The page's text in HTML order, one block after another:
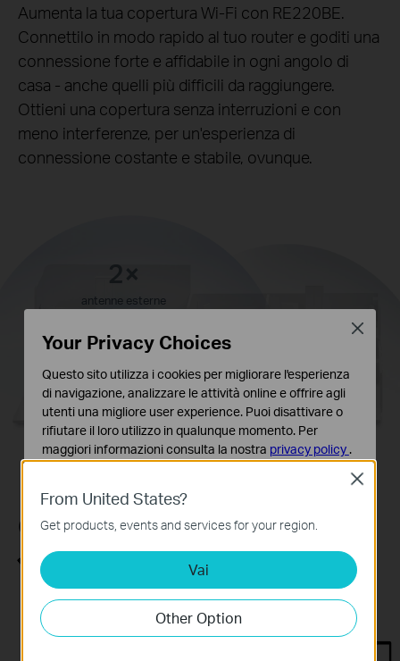
Aumenta la tua copertura Wi-Fi con RE220BE.
Connettilo in modo rapido al tuo router e goditi una
connessione forte e affidabile in ogni angolo di
casa - anche quelli più difficili da raggiungere.
Ottieni una copertura senza interruzioni e con
meno interferenze, per un'esperienza di
connessione costante e stabile, ovunque.
2×
antenne esterne
RE220BE
Router
Connessione cablata 1Gbps
Modalità Range Extender
Sfrutta la porta LAN 1Gbps per collegare alla rete il tuo PC, smart
TV o console di gioco e goditi una connessione cablata
sorprendentemente veloce.
From United States?
Get products, events and services for your region.
Vai
Other Option
Close
Your Privacy Choices
Questo sito utilizza i cookies per migliorare l'esperienza
di navigazione, analizzare le attività online e offrire agli
utenti una migliore user experience. Puoi disattivare o
rifiutare il loro utilizzo in qualunque momento. Per
maggiori informazioni consulta la nostra privacy policy .
Questi cookies sono necessari per il corretto
funzionamento del sito e non possono essere disattivati
nel tuo sistema.
Analytics e Marketing Cookies
I cookies analitici ci permettono di analizzare le tue
attività sul nostro sito allo scopo di migliorarne le
funzionalità.
Close